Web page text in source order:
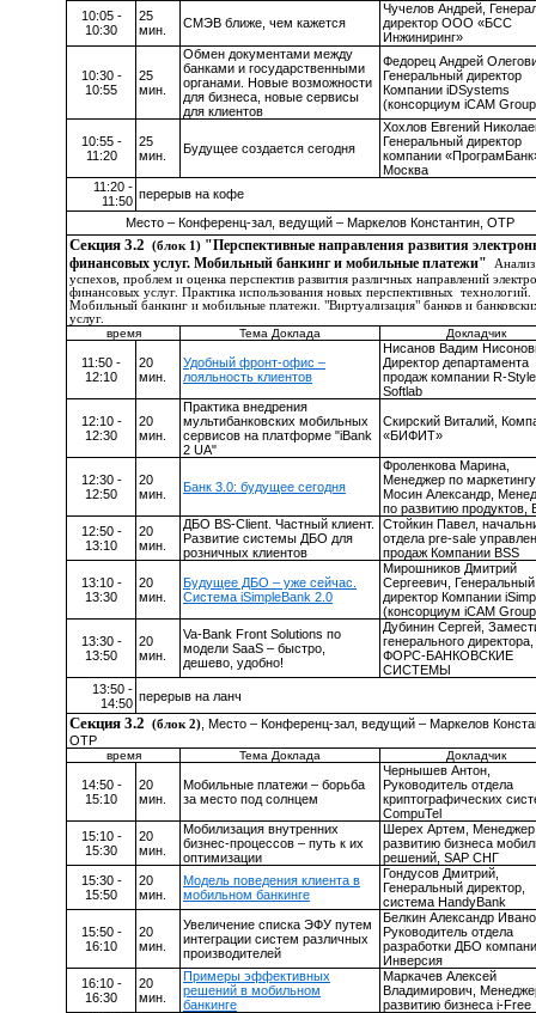
10:05 -
10:30
25
мин.
СМЭВ ближе, чем кажется
Чучелов Андрей,
директор ООО «БСС
Инжиниринг»
10:30 -
10:55
25
мин.
Обмен документами между
банками и государственными
органами. Новые возможности
для бизнеса, новые сервисы
для клиентов
Федорец Андрей
Генеральный директор
Компании iDSystems
(консорциум iCAM Group
10:55 -
11:20
25
мин.
Будущее создается сегодня
Хохлов Евгений
Генеральный директор
компании
Москва
11:20 -
11:50 перерыв на кофе
Место – Конференц-зал, ведущий – Маркелов Константин, ОТР
Секция 3.2 (блок 1) "Перспективные направления развития
финансовых услуг. Мобильный банкинг и мобильные платежи" Анализ
успехов, проблем и оценка перспектив развития различных направлений
финансовых услуг. Практика использования новых перспективных технологий.
Мобильный банкинг и мобильные платежи. "Виртуализация" банков и
услуг.
время
Тема Доклада Докладчик
11:50 -
12:10
20
мин.
Удобный фронт-офис –
лояльность клиентов
Нисанов Вадим
Директор департамента
продаж компании R-Style
Softlab
12:10 -
12:30
20
мин.
Практика внедрения
мультибанковских мобильных
сервисов на платформе "iBank
2 UA"
Скирский Виталий, К
«БИФИТ»
12:30 -
12:50
20
мин.
Банк 3.0: будущее сегодня
Фроленкова Марина,
Менеджер по
Мосин Александр,
по развитию продуктов,
12:50 -
13:10
20
мин.
ДБО BS-Client . Частный клиент.
Развитие системы ДБО для
розничных клиентов
Стойкин Павел,
отдела pre-sale
продаж Компании BSS
13:10 -
13:30
20
мин.
Будущее ДБО – уже сейчас.
Система iSimpleBank 2.0
Мирошников Дмитрий
Сергеевич, Генеральный
директор Компании
(консорциум iCAM Group
13:30 -
13:50
20
мин.
Va-Bank Front Solutions по
модели SaaS – быстро,
дешево, удобно!
Дубинин Сергей,
генерального директора,
ФОРС-БАНКОВСКИЕ
СИСТЕМЫ
13:50 -
14:50 перерыв на ланч
Секция 3.2 (блок 2) , Место – Конференц-зал, ведущий – Маркелов
ОТР
время Тема Доклада Докладчик
14:50 -
15:10
20
мин.
Мобильные платежи – борьба
за место под солнцем
Чернышев Антон,
Руководитель отдела
криптографических
CompuTel
15:10 -
15:30
20
мин.
Мобилизация внутренних
бизнес-процессов – путь к их
оптимизации
Шерех Артем, Менеджер
развитию бизнеса
решений, SAP СНГ
15:30 -
15:50
20
мин.
Модель поведения клиента в
мобильном банкинге
Гондусов Дмитрий,
Генеральный директор,
система HandyBank
15:50 -
16:10
20
мин.
Увеличение списка ЭФУ путем
интеграции систем различных
производителей
Белкин Александр
Руководитель отдела
разработки ДБО
Инверсия
16:10 -
16:30
20
мин.
Примеры эффективных
решений в мобильном
банкинге
Маркачев Алексей
Владимирович,
развитию бизнеса i-Free